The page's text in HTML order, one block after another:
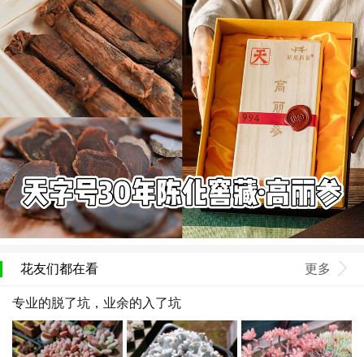
花友们都在看 更多
专业的脱了坑，业余的入了坑